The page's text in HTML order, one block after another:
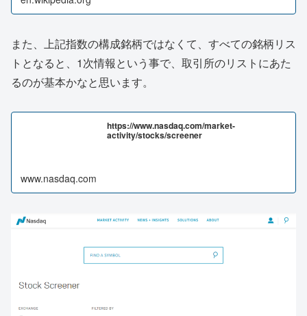
また、上記指数の構成銘柄ではなくて、すべての銘柄リス
トとなると、1次情報という事で、取引所のリストにあた
るのが基本かなと思います。
https://www.nasdaq.com/market-
activity/stocks/screener
www.nasdaq.com